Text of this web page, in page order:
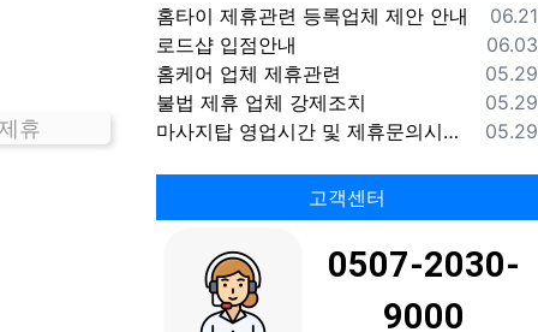
휴
등록
06.21
홈타이 제휴관련 등록업체 제안 안내
등록
06.03
로드샵 입점안내
등록
05.29
홈케어 업체 제휴관련
등록
05.29
불법 제휴 업체 강제조치
등록
05.29
마사지탑 영업시간 및 제휴문의시간 안내
고객센터
0507-2030-
9000